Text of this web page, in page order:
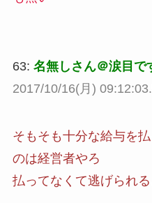
63: 名無しさん＠涙目で
2017/10/16(月)
そもそも十分な給与を
のは経営者やろ
払ってなくて逃げられ